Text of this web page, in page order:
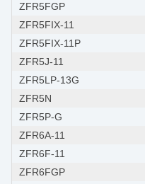
ZFR5FGP
ZFR5FIX-11
ZFR5FIX-11P
ZFR5J-11
ZFR5LP-13G
ZFR5N
ZFR5P-G
ZFR6A-11
ZFR6F-11
ZFR6FGP